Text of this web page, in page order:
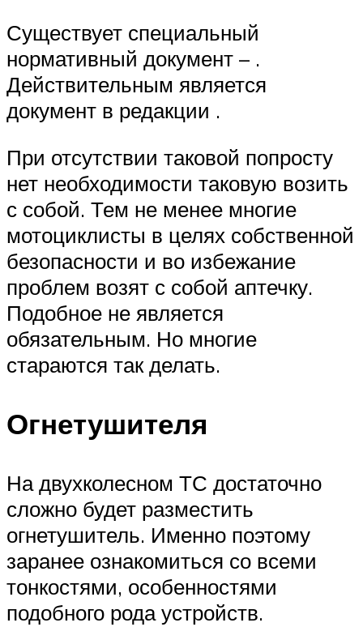
Существует специальный
нормативный документ – .
Действительным является
документ в редакции .
При отсутствии таковой попросту
нет необходимости таковую возить
с собой. Тем не менее многие
мотоциклисты в целях собственной
безопасности и во избежание
проблем возят с собой аптечку.
Подобное не является
обязательным. Но многие
стараются так делать.
Огнетушителя
На двухколесном ТС достаточно
сложно будет разместить
огнетушитель. Именно поэтому
заранее ознакомиться со всеми
тонкостями, особенностями
подобного рода устройств.